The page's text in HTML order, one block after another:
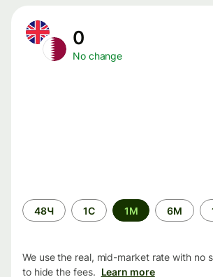
0
No change
Time
period
48Ч 1С 1М 6М
We use the real, mid-market rate with no
to hide the fees. Learn more